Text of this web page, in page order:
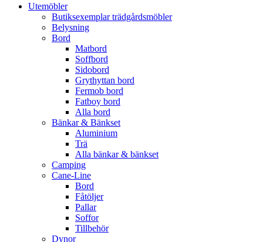
Utemöbler
Butiksexemplar trädgårdsmöbler
Belysning
Bord
Matbord
Soffbord
Sidobord
Grythyttan bord
Fermob bord
Fatboy bord
Alla bord
Bänkar & Bänkset
Aluminium
Trä
Alla bänkar & bänkset
Camping
Cane-Line
Bord
Fåtöljer
Pallar
Soffor
Tillbehör
Dynor